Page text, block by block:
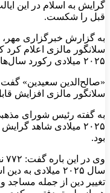
قبل را شکست.
به گزارش خبرگزاری
سلانگور مالزی اعلام کرد
۲۰۲۵ میلادی رکورد سال‌های قبل را شکست.
«صالح‌الدین سعیدین» گفت
سلانگور مالزی افزایش
به گفته رئیس شورای
بود.
سال ۲۰۲۵ میلادی
تغییر دین از جمله مساجد